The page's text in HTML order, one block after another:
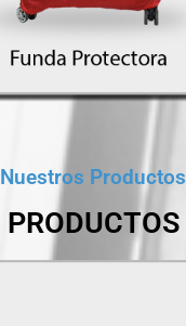
Nuestros Productos
PRODUCTOS